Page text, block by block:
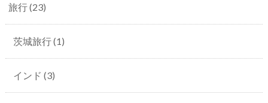
旅行(23)
茨城旅行(1)
インド (3)